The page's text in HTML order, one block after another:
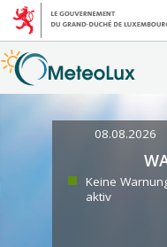
08.08.2026
Keine
aktiv